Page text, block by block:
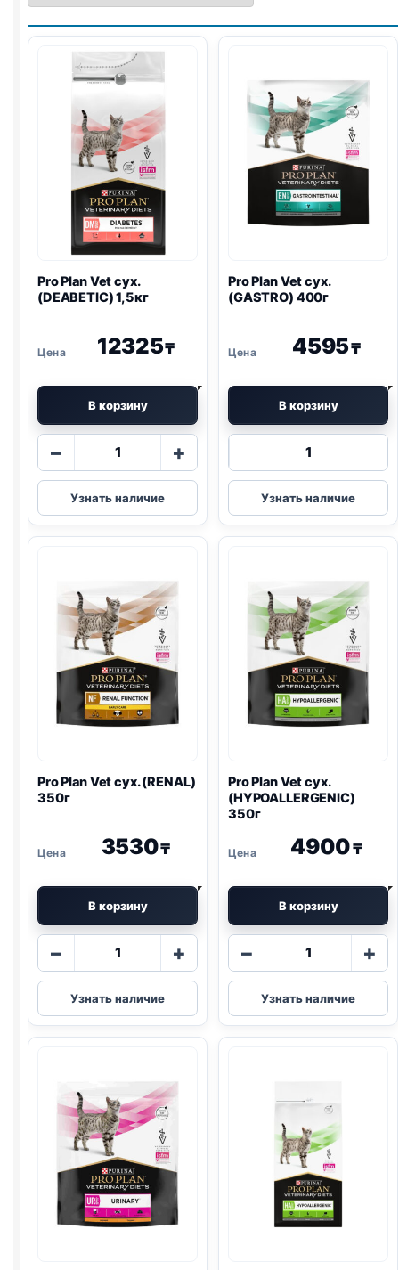
Pro PlanVet сух.
(DEABETIC) 1,5кг
12325₸
В корзину
−
Количество
Pro
Plan
Vet
+
Узнать наличие
Pro PlanVet сух.
(GASTRO) 400г
4595₸
В корзину
Количество
Pro
Plan
Vet
Узнать наличие
Pro PlanVet сух. (RENAL)
350г
3530₸
В корзину
−
Количество
Pro
Plan
Vet
+
Узнать наличие
Pro PlanVet сух.
(HYPOALLERGENIC)
350г
4900₸
В корзину
−
Количество
Pro
Plan
Vet
+
Узнать наличие